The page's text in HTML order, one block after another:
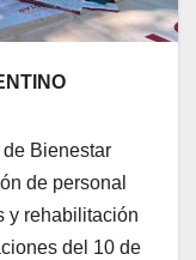
de Bienestar
de personal
y rehabilitación
del 10 de